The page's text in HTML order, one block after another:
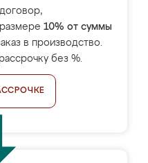
10% от суммы
в производство.
без %.